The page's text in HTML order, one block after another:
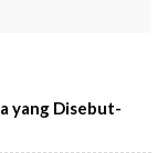
yang Disebut-